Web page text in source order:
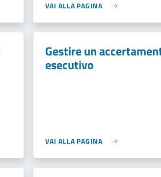
VAI ALLA PAGINA
Gestire un
esecutivo
VAI ALLA PAGINA